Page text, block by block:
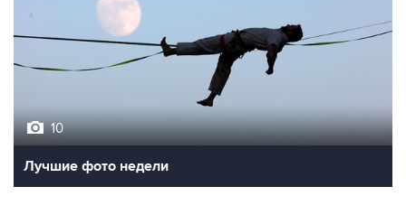
10
Лучшие фото недели